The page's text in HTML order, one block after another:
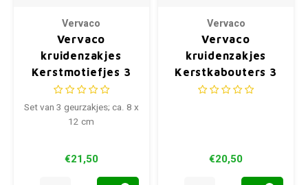
Vervaco
Vervaco
kruidenzakjes
Kerstmotiefjes 3
stuks 0172213
Set van 3 geurzakjes; ca. 8 x
12 cm
€21,50
Vervaco
Vervaco
kruidenzakjes
Kerstkabouters 3
st 0155951
€20,50